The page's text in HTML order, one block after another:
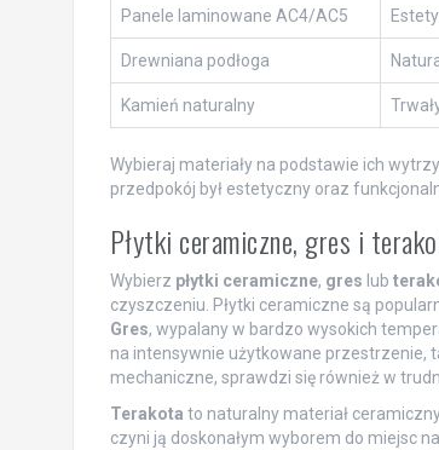
Panele laminowane AC4/AC5
Drewniana podłoga
Kamień naturalny
Wybieraj materiały na podstawie ich
przedpokój był estetyczny oraz
Płytki ceramiczne, gres i
Wybierz płytki ceramiczne, gres lub
czyszczeniu. Płytki ceramiczne są
Gres, wypalany w bardzo wysokich
na intensywnie użytkowane przestrzenie,
mechaniczne, sprawdzi się również w
Terakota to naturalny materiał
czyni ją doskonałym wyborem do miejsc